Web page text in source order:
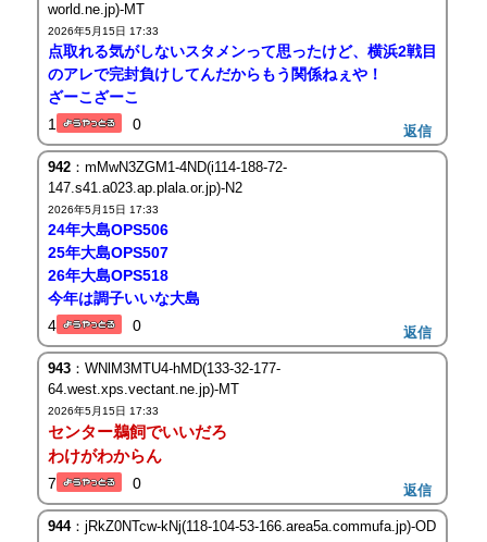
world.ne.jp)-MT
2026年5月15日 17:33
点取れる気がしないスタメンって思ったけど、横浜2戦目
のアレで完封負けしてんだからもう関係ねぇや！
ざーこざーこ
1
0 返信
942：mMwN3ZGM1-4ND(i114-188-72-
147.s41.a023.ap.plala.or.jp)-N2
2026年5月15日 17:33
24年大島OPS506
25年大島OPS507
26年大島OPS518
今年は調子いいな大島
4
0 返信
943：WNlM3MTU4-hMD(133-32-177-
64.west.xps.vectant.ne.jp)-MT
2026年5月15日 17:33
センター鵜飼でいいだろ
わけがわからん
7 0 返信
944：jRkZ0NTcw-kNj(118-104-53-166.area5a.commufa.jp)-OD